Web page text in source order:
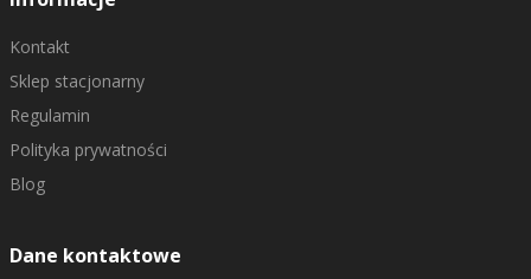
Kontakt
Sklep stacjonarny
Regulamin
Polityka prywatności
Blog
Dane kontaktowe